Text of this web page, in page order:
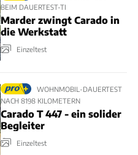
BEIM DAUERTEST-TI
Marder zwingt Carado in
die Werkstatt
Einzeltest
WOHNMOBIL-DAUERTEST
NACH 8198 KILOMETERN
Carado T 447 - ein solider
Begleiter
Einzeltest